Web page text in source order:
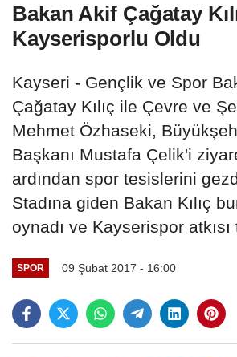
Bakan Akif Çağatay
Kayserisporlu Oldu
Kayseri - Gençlik ve Spor
Çağatay Kılıç ile Çevre ve
Mehmet Özhaseki,
Başkanı Mustafa Çelik'i
ardından spor tesislerini
Stadına giden Bakan Kılıç
oynadı ve Kayserispor atkısı
SPOR 09 Şubat 2017 - 16:00